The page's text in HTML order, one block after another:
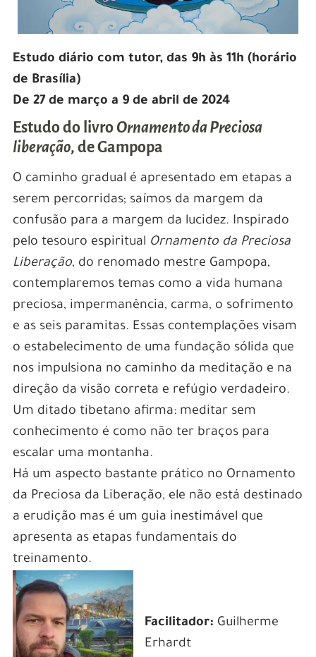
Estudo diário com tutor, das 9h às 11h (horário
de Brasília)
De 27 de março a 9 de abril de 2024
Estudo do livro Ornamento da Preciosa
liberação, de Gampopa
O caminho gradual é apresentado em etapas a
serem percorridas; saímos da margem da
confusão para a margem da lucidez. Inspirado
pelo tesouro espiritual Ornamento da Preciosa
Liberação, do renomado mestre Gampopa,
contemplaremos temas como a vida humana
preciosa, impermanência, carma, o sofrimento
e as seis paramitas. Essas contemplações visam
o estabelecimento de uma fundação sólida que
nos impulsiona no caminho da meditação e na
direção da visão correta e refúgio verdadeiro.
Um ditado tibetano afirma: meditar sem
conhecimento é como não ter braços para
escalar uma montanha.
Há um aspecto bastante prático no Ornamento
da Preciosa da Liberação, ele não está destinado
a erudição mas é um guia inestimável que
apresenta as etapas fundamentais do
treinamento.
Facilitador: Guilherme
Erhardt